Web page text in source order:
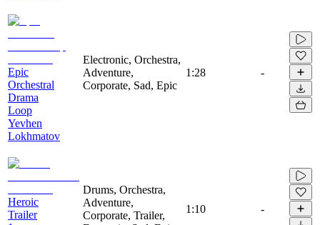
Epic
Orchestral
Drama
Loop
Yevhen
Lokhmatov
Electronic, Orchestra,
Adventure,
Corporate, Sad, Epic
1:28 -
Heroic
Trailer
Drums, Orchestra,
Adventure,
Corporate, Trailer,
1:10 -